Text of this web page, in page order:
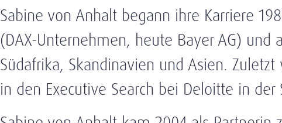
Sabine von Anhalt begann ihre Karriere
(DAX-Unternehmen, heute Bayer AG) und
Südafrika, Skandinavien und Asien.
in den Executive Search bei Deloitte in